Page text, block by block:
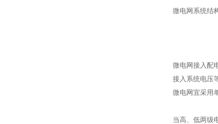
微电网系统结
微电网接入配
接入系统电压
微电网宜采用
当高、低两级